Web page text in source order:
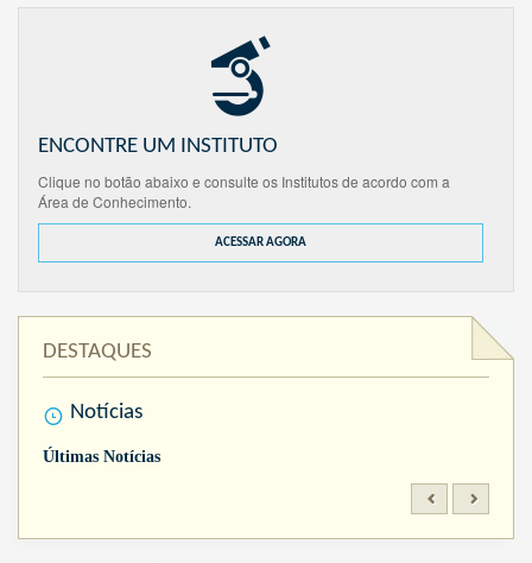
ENCONTRE UM INSTITUTO
Clique no botão abaixo e consulte os Institutos de acordo com a
Área de Conhecimento.
ACESSAR AGORA
DESTAQUES
Notícias
Últimas Notícias